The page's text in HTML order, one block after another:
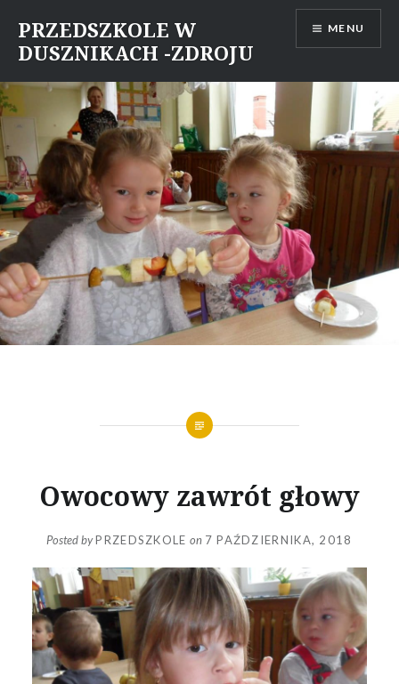
content
PRZEDSZKOLE W
DUSZNIKACH -ZDROJU
MENU
Owocowy zawrót głowy
Posted byPRZEDSZKOLE on 7 PAŹDZIERNIKA, 2018